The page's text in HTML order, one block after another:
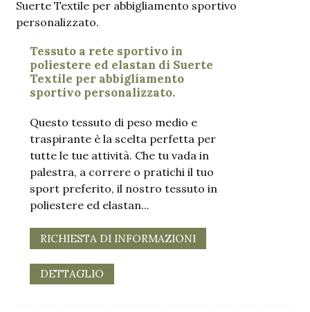
Tessuto a rete sportivo in
poliestere ed elastan di Suerte
Textile per abbigliamento
sportivo personalizzato.
Questo tessuto di peso medio e
traspirante è la scelta perfetta per
tutte le tue attività. Che tu vada in
palestra, a correre o pratichi il tuo
sport preferito, il nostro tessuto in
poliestere ed elastan...
RICHIESTA DI INFORMAZIONI
DETTAGLIO